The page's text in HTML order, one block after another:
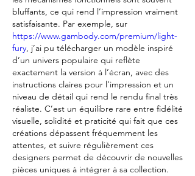
bluffants, ce qui rend l’impression vraiment
https://www.gambody.com/premium/light-
fury, j’ai pu télécharger un modèle inspiré
d’un univers populaire qui reflète
exactement la version à l’écran, avec des
instructions claires pour l’impression et un
niveau de détail qui rend le rendu final très
réaliste. C’est un équilibre rare entre fidélité
visuelle, solidité et praticité qui fait que ces
créations dépassent fréquemment les
attentes, et suivre régulièrement ces
designers permet de découvrir de nouvelles
pièces uniques à intégrer à sa collection.